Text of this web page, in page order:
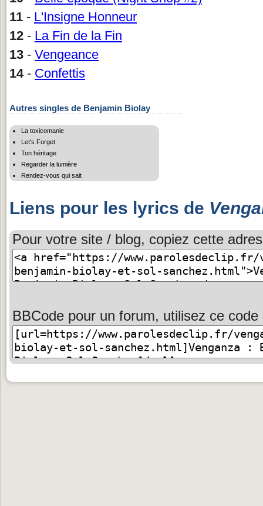
11 - L'Insigne Honneur
12 - La Fin de la Fin
13 - Vengeance
14- Confettis
Autres singles de Benjamin Biolay
La toxicomanie
Let's Forget
Ton héritage
Regarder la lumière
Rendez-vous qui sait
Liens pour les lyrics de
Pour votre site / blog, copiez cette
BBCode pour un forum, utilisez ce code